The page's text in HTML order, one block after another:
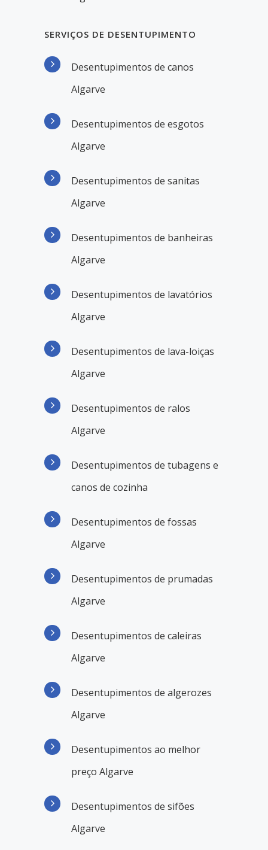
SERVIÇOS DE DESENTUPIMENTO
Desentupimentos de canos
Algarve
Desentupimentos de esgotos
Algarve
Desentupimentos de sanitas
Algarve
Desentupimentos de banheiras
Algarve
Desentupimentos de lavatórios
Algarve
Desentupimentos de lava-loiças
Algarve
Desentupimentos de ralos
Algarve
Desentupimentos de tubagens e
canos de cozinha
Desentupimentos de fossas
Algarve
Desentupimentos de prumadas
Algarve
Desentupimentos de caleiras
Algarve
Desentupimentos de algerozes
Algarve
Desentupimentos ao melhor
preço Algarve
Desentupimentos de sifões
Algarve